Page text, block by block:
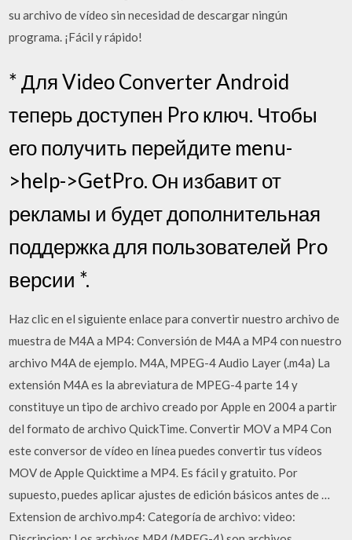
su archivo de vídeo sin necesidad de descargar ningún
programa. ¡Fácil y rápido!
* Для Video Converter Android
теперь доступен Pro ключ. Чтобы
его получить перейдите menu-
>help->GetPro. Он избавит от
рекламы и будет дополнительная
поддержка для пользователей Pro
версии *.
Haz clic en el siguiente enlace para convertir nuestro archivo de
muestra de M4A a MP4: Conversión de M4A a MP4 con nuestro
archivo M4A de ejemplo. M4A, MPEG-4 Audio Layer (.m4a) La
extensión M4A es la abreviatura de MPEG-4 parte 14 y
constituye un tipo de archivo creado por Apple en 2004 a partir
del formato de archivo QuickTime. Convertir MOV a MP4 Con
este conversor de vídeo en línea puedes convertir tus vídeos
MOV de Apple Quicktime a MP4. Es fácil y gratuito. Por
supuesto, puedes aplicar ajustes de edición básicos antes de …
Extension de archivo.mp4: Categoría de archivo: video: